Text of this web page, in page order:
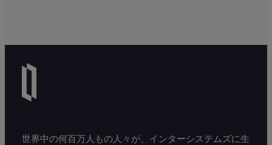
世界中の何百万人もの人々が、インターシステムズに生